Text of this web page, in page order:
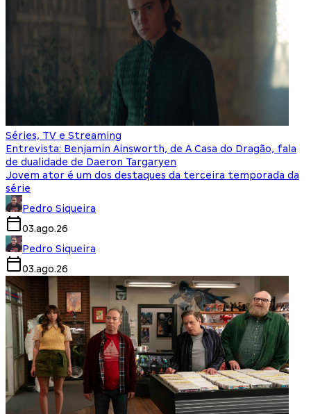
Séries, TV e Streaming
Entrevista: Benjamin Ainsworth, de A Casa do Dragão, fala
de dualidade de Daeron Targaryen
Jovem ator é um dos destaques da terceira temporada da
série
Pedro Siqueira
03.ago.26
Pedro Siqueira
03.ago.26